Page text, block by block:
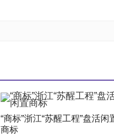
“商标”浙江“苏醒工程”盘活闲
商标